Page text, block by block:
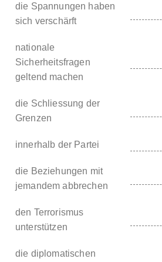
die Spannungen haben
sich verschärft
nationale
Sicherheitsfragen
geltend machen
die Schliessung der
Grenzen
innerhalb der Partei
die Beziehungen mit
jemandem abbrechen
den Terrorismus
unterstützen
die diplomatischen